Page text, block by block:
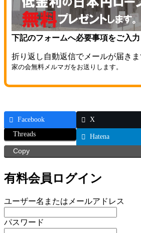
下記のフォームへ必要事項をご入力
折り返し自動返信でメールが届きま
家の会無料メルマガをお送りします。
Facebook X
Threads
Hatena
Copy
有料会員ログイン
ユーザー名またはメールアドレス
パスワード